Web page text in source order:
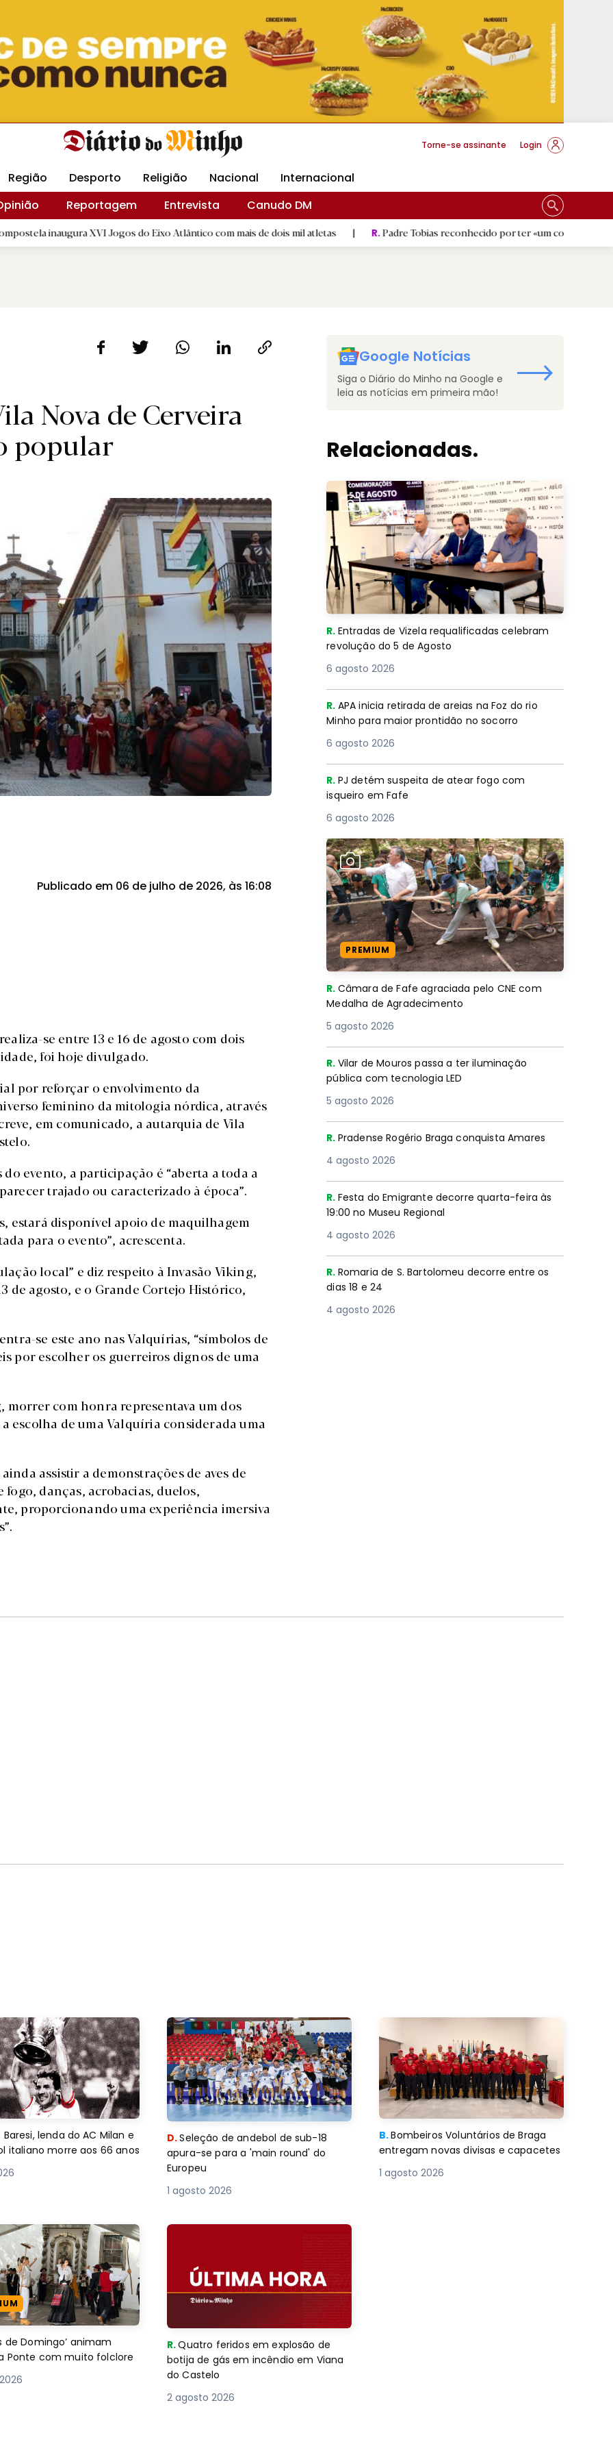
Revista Minha Gráfica DM Livraria DM Arquidiocese Braga
Torne-se assinante Login
Região Desporto Religião Nacional
Internacional
Reportagem Entrevista Canudo DM
XVI Jogos do Eixo Atlântico com mais de dois mil atletas | R.Padre Tobias reconhecido por ter «um coração sempre aberto a
Nova de Cerveira
popular
Publicado em 06 de julho de 2026, às 16:08
se entre 13 e 16 de agosto com dois
foi hoje divulgado.
por reforçar o envolvimento da
feminino da mitologia nórdica, através
em comunicado, a autarquia de Vila
evento, a participação é “aberta a toda a
trajado ou caracterizado à época”.
estará disponível apoio de maquilhagem
para o evento”, acrescenta.
local” e diz respeito à Invasão Viking,
de agosto, e o Grande Cortejo Histórico,
se este ano nas Valquírias, “símbolos de
por escolher os guerreiros dignos de uma
morrer com honra representava um dos
escolha de uma Valquíria considerada uma
assistir a demonstrações de aves de
danças, acrobacias, duelos,
proporcionando uma experiência imersiva
Google Notícias
Siga o Diário do Minho na Google e
leia as notícias em primeira mão!
Relacionadas.
R. Entradas de Vizela requalificadas celebram
revolução do 5 de Agosto
6 agosto 2026
R. APA inicia retirada de areias na Foz do rio
Minho para maior prontidão no socorro
6 agosto 2026
R. PJ detém suspeita de atear fogo com
isqueiro em Fafe
6 agosto 2026
PREMIUM
R. Câmara de Fafe agraciada pelo CNE com
Medalha de Agradecimento
5 agosto 2026
R. Vilar de Mouros passa a ter iluminação
pública com tecnologia LED
5 agosto 2026
R. Pradense Rogério Braga conquista Amares
4 agosto 2026
R. Festa do Emigrante decorre quarta-feira às
19:00 no Museu Regional
4 agosto 2026
R. Romaria de S. Bartolomeu decorre entre os
dias 18 e 24
4 agosto 2026
Baresi, lenda do AC Milan e
italiano morre aos 66 anos
D.Seleção de andebol de sub-18
apura-se para a 'main round' do
Europeu
1 agosto 2026
B.Bombeiros Voluntários de Braga
entregam novas divisas e capacetes
1 agosto 2026
de Domingo’ animam
Ponte com muito folclore
R.Quatro feridos em explosão de
botija de gás em incêndio em Viana
do Castelo
2 agosto 2026